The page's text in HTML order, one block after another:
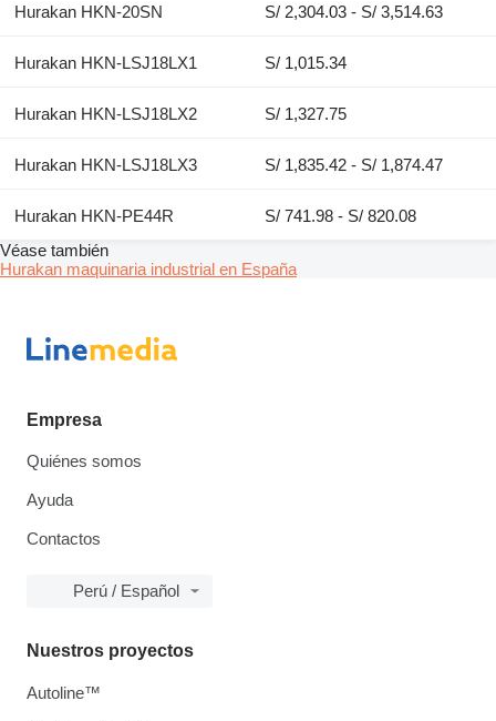
Hurakan HKN-20SN S/ 2,304.03 - S/ 3,514.63
Hurakan HKN-LSJ18LX1 S/ 1,015.34
Hurakan HKN-LSJ18LX2 S/ 1,327.75
Hurakan HKN-LSJ18LX3 S/ 1,835.42 - S/ 1,874.47
Hurakan HKN-PE44R
S/ 741.98 - S/ 820.08
Véase también
Hurakan maquinaria industrial en España
Empresa
Quiénes somos
Ayuda
Contactos
Perú / Español
Nuestros proyectos
Autoline™